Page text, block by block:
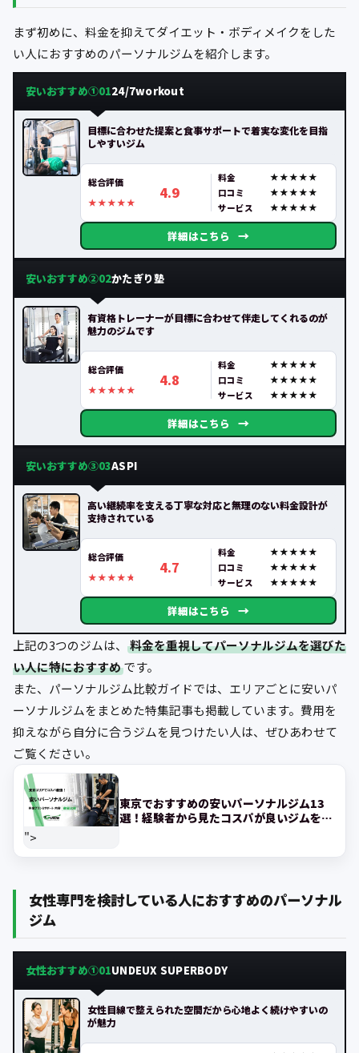
まず初めに、料金を抑えてダイエット・ボディメイクをした
い人におすすめのパーソナルジムを紹介します。
安いおすすめ①0124/7workout
目標に合わせた提案と食事サポートで着実な変化を目指
しやすいジム
総合評価
4.9
料金
口コミ
サービス
詳細はこちら →
安いおすすめ②02かたぎり塾
有資格トレーナーが目標に合わせて伴走してくれるのが
魅力のジムです
総合評価
4.8
料金
口コミ
サービス
詳細はこちら →
安いおすすめ③03ASPI
高い継続率を支える丁寧な対応と無理のない料金設計が
支持されている
総合評価
4.7
料金
口コミ
サービス
詳細はこちら →
上記の3つのジムは、
料金を重視してパーソナルジムを選びた
い人に特におすすめです。
また、パーソナルジム比較ガイドでは、エリアごとに安いパ
ーソナルジムをまとめた特集記事も掲載しています。費用を
抑えながら自分に合うジムを見つけたい人は、ぜひあわせて
ご覧ください。
">
東京でおすすめの安いパーソナルジム13
選！経験者から見たコスパが良いジムを紹
女性専門を検討している人におすすめのパーソナル
ジム
女性おすすめ①01UNDEUX SUPERBODY
女性目線で整えられた空間だから心地よく続けやすいの
が魅力